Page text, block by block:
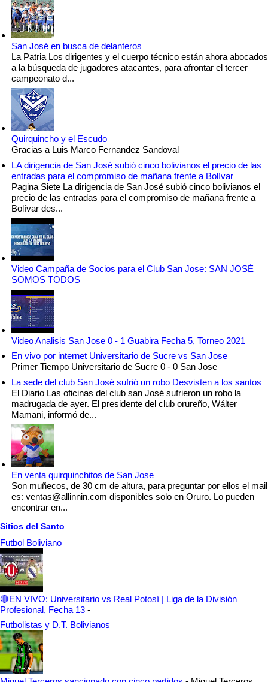
San José en busca de delanteros
La Patria Los dirigentes y el cuerpo técnico están ahora abocados
a la búsqueda de jugadores atacantes, para afrontar el tercer
campeonato d...
Quirquincho y el Escudo
Gracias a Luis Marco Fernandez Sandoval
LA dirigencia de San José subió cinco bolivianos el precio de las
entradas para el compromiso de mañana frente a Bolívar
Pagina Siete La dirigencia de San José subió cinco bolivianos el
precio de las entradas para el compromiso de mañana frente a
Bolívar des...
Video Campaña de Socios para el Club San Jose: SAN JOSÉ
SOMOS TODOS
Video Analisis San Jose 0 - 1 Guabira Fecha 5, Torneo 2021
En vivo por internet Universitario de Sucre vs San Jose
Primer Tiempo Universitario de Sucre 0 - 0 San Jose
La sede del club San José sufrió un robo Desvisten a los santos
El Diario Las oficinas del club san José sufrieron un robo la
madrugada de ayer. El presidente del club orureño, Wálter
Mamani, informó de...
En venta quirquinchitos de San Jose
Son muñecos, de 30 cm de altura, para preguntar por ellos el mail
es: ventas@allinnin.com disponibles solo en Oruro. Lo pueden
encontrar en...
Sitios del Santo
Futbol Boliviano
🔴EN VIVO: Universitario vs Real Potosí | Liga de la División
Profesional, Fecha 13 -
Futbolistas y D.T. Bolivianos